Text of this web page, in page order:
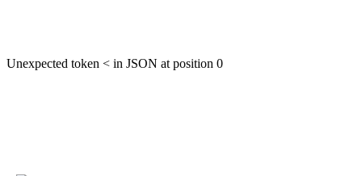
Unexpected token < in JSON at position 0